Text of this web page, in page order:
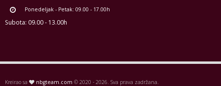
Ponedeljak - Petak: 09.00 - 17.00h
Subota: 09.00 - 13.00h
Kreirao sa nbgteam.com © 2020 - 2026. Sva prava zadržana.